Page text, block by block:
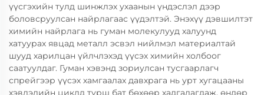
үүсгэхийн тулд шинжлэх ухаанын үндэслэл дээр
боловсруулсан найрлагаас үүдэлтэй. Энэхүү дэвшилтэт
химийн найрлага нь гуман молекулууд халуунд
хатуурах явцад металл эсвэл нийлмэл материалтай
шууд харилцан үйлчлэхэд үүсэх химийн холбоог
саатуулдаг. Гуман хэвэнд зориулсан тусгаарлагч
спрейгээр үүсэх хамгаалах давхрага нь урт хугацааны
хэвлэлийн циклд турш бат бөхөөр хадгалагдаж, өндөр